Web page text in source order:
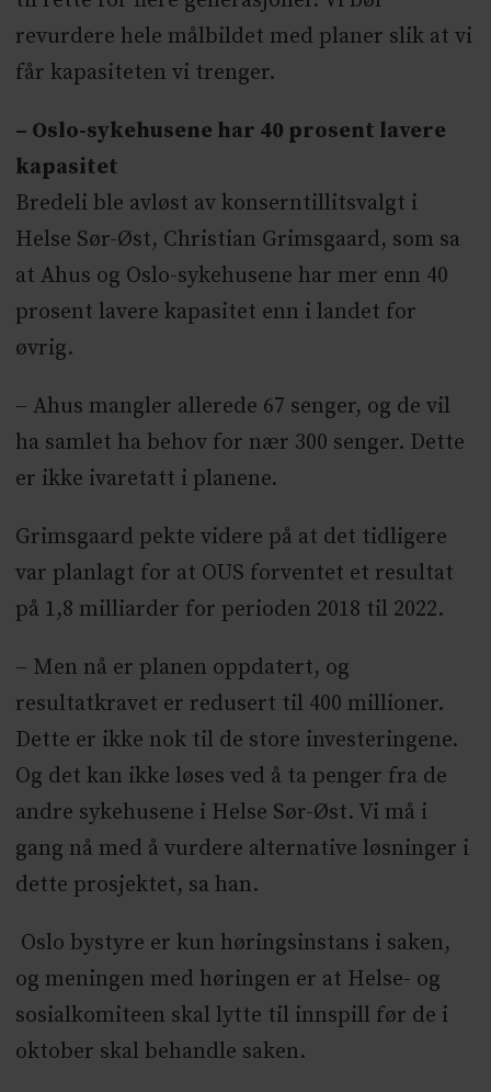
revurdere hele målbildet med planer slik at vi
får kapasiteten vi trenger.
– Oslo-sykehusene har 40 prosent lavere
kapasitet
Bredeli ble avløst av konserntillitsvalgt i
Helse Sør-Øst, Christian Grimsgaard, som sa
at Ahus og Oslo-sykehusene har mer enn 40
prosent lavere kapasitet enn i landet for
øvrig.
– Ahus mangler allerede 67 senger, og de vil
ha samlet ha behov for nær 300 senger. Dette
er ikke ivaretatt i planene.
Grimsgaard pekte videre på at det tidligere
var planlagt for at OUS forventet et resultat
på 1,8 milliarder for perioden 2018 til 2022.
– Men nå er planen oppdatert, og
resultatkravet er redusert til 400 millioner.
Dette er ikke nok til de store investeringene.
Og det kan ikke løses ved å ta penger fra de
andre sykehusene i Helse Sør-Øst. Vi må i
gang nå med å vurdere alternative løsninger i
dette prosjektet, sa han.
Oslo bystyre er kun høringsinstans i saken,
og meningen med høringen er at Helse- og
sosialkomiteen skal lytte til innspill før de i
oktober skal behandle saken.